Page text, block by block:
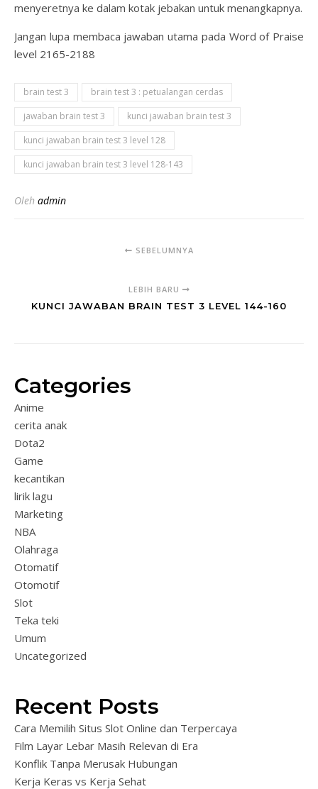
menyeretnya ke dalam kotak jebakan untuk menangkapnya.
Jangan lupa membaca jawaban utama pada Word of Praise
level 2165-2188
brain test 3
brain test 3 : petualangan cerdas
jawaban brain test 3
kunci jawaban brain test 3
kunci jawaban brain test 3 level 128
kunci jawaban brain test 3 level 128-143
Oleh admin
SEBELUMNYA
LEBIH BARU
KUNCI JAWABAN BRAIN TEST 3 LEVEL 144-160
Categories
Anime
cerita anak
Dota2
Game
kecantikan
lirik lagu
Marketing
NBA
Olahraga
Otomatif
Otomotif
Slot
Teka teki
Umum
Uncategorized
Recent Posts
Cara Memilih Situs Slot Online dan Terpercaya
Film Layar Lebar Masih Relevan di Era
Konflik Tanpa Merusak Hubungan
Kerja Keras vs Kerja Sehat